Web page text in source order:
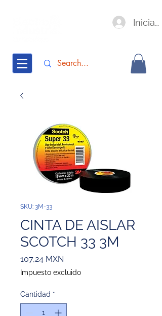
Iniciar
SKU: 3M-33
CINTA DE AISLAR
SCOTCH 33 3M
107,24 MXN
Impuesto excluido
Cantidad *